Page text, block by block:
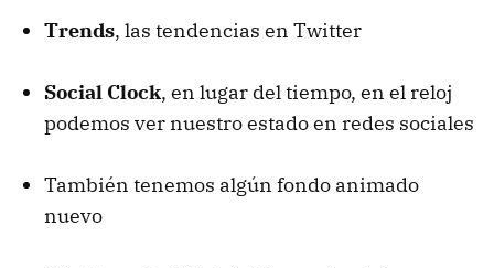
Trends, las tendencias en Twitter
Social Clock, en lugar del tiempo, en el reloj
podemos ver nuestro estado en redes sociales
También tenemos algún fondo animado
nuevo